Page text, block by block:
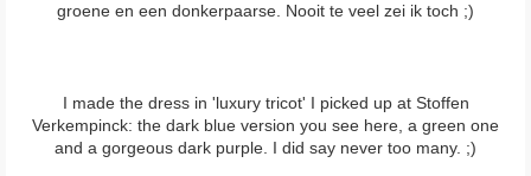
groene en een donkerpaarse. Nooit te veel zei ik toch ;)
I made the dress in 'luxury tricot' I picked up at Stoffen
Verkempinck: the dark blue version you see here, a green one
and a gorgeous dark purple. I did say never too many. ;)